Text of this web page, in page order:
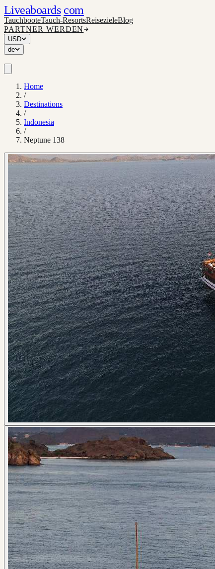
Liveaboards com
TauchbooteTauch-ResortsReisezieleBlog
PARTNER WERDEN
USD
de
Home
/
Destinations
/
Indonesia
/
Neptune 138